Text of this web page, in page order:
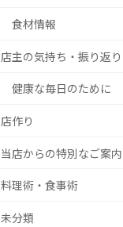
食材情報
店主の気持ち・振り返り
健康な毎日のために
店作り
当店からの特別なご案内
料理術・食事術
未分類